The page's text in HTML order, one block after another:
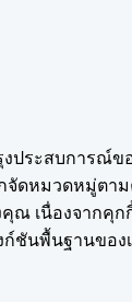
งประสบการณ์
ดหมวดหมู่ตาม
คุณ เนื่องจากคุ
ชันพื้นฐานของเ